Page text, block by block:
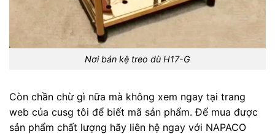
Nơi bán kệ treo dù H17-G
Còn chần chừ gì nữa mà không xem ngay tại trang
web của cusg tôi để biết mã sản phẩm. Để mua được
sản phẩm chất lượng hãy liên hệ ngay với NAPACO